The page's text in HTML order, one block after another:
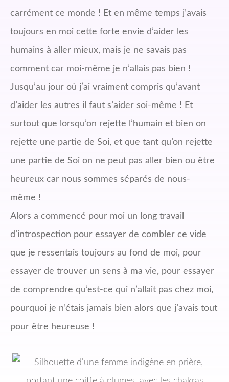
carrément ce monde ! Et en même temps j’avais
toujours en moi cette forte envie d’aider les
humains à aller mieux, mais je ne savais pas
comment car moi-même je n’allais pas bien !
Jusqu’au jour où j’ai vraiment compris qu’avant
d’aider les autres il faut s’aider soi-même ! Et
surtout que lorsqu’on rejette l’humain et bien on
rejette une partie de Soi, et que tant qu’on rejette
une partie de Soi on ne peut pas aller bien ou être
heureux car nous sommes séparés de nous-
même !
Alors a commencé pour moi un long travail
d’introspection pour essayer de combler ce vide
que je ressentais toujours au fond de moi, pour
essayer de trouver un sens à ma vie, pour essayer
de comprendre qu’est-ce qui n’allait pas chez moi,
pourquoi je n’étais jamais bien alors que j’avais tout
pour être heureuse !